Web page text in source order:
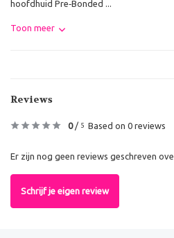
hoofdhuid Pre‑Bonded ...
Toon meer
Reviews
0/ 5 Based on 0 reviews
Er zijn nog geen reviews geschreven
Schrijf je eigen review